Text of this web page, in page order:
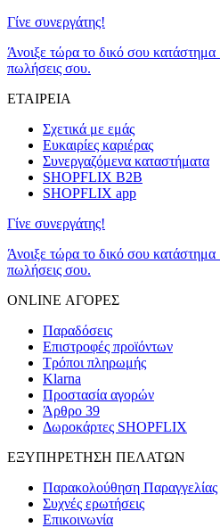
Γίνε συνεργάτης!
Άνοιξε τώρα το δικό σου
πωλήσεις σου.
ΕΤΑΙΡΕΙΑ
Σχετικά με εμάς
Ευκαιρίες καριέρας
Συνεργαζόμενα καταστήματα
SHOPFLIX B2B
SHOPFLIX app
Γίνε συνεργάτης!
Άνοιξε τώρα το δικό σου
πωλήσεις σου.
ONLINE ΑΓΟΡΕΣ
Παραδόσεις
Επιστροφές προϊόντων
Τρόποι πληρωμής
Klarna
Προστασία αγορών
Άρθρο 39
Δωροκάρτες SHOPFLIX
ΕΞΥΠΗΡΕΤΗΣΗ ΠΕΛΑΤΩΝ
Παρακολούθηση Παραγγελίας
Συχνές ερωτήσεις
Επικοινωνία